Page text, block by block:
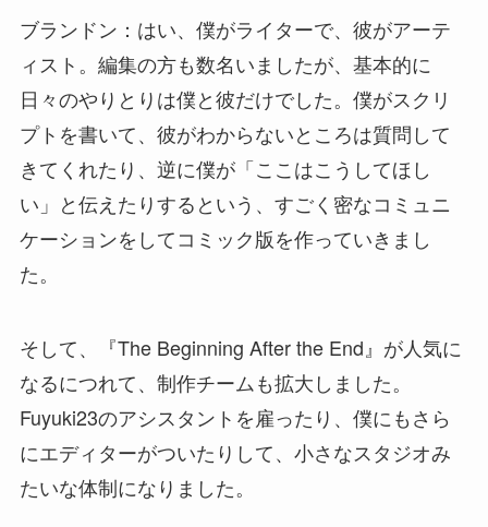
ブランドン：はい、僕がライターで、彼がアーテ
ィスト。編集の方も数名いましたが、基本的に
日々のやりとりは僕と彼だけでした。僕がスクリ
プトを書いて、彼がわからないところは質問して
きてくれたり、逆に僕が「ここはこうしてほし
い」と伝えたりするという、すごく密なコミュニ
ケーションをしてコミック版を作っていきまし
た。
そして、『The Beginning After the End』が人気に
なるにつれて、制作チームも拡大しました。
Fuyuki23のアシスタントを雇ったり、僕にもさら
にエディターがついたりして、小さなスタジオみ
たいな体制になりました。